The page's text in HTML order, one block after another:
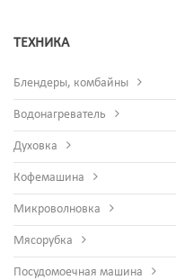
ТЕХНИКА
Блендеры, комбайны
Водонагреватель
Духовка
Кофемашина
Микроволновка
Мясорубка
Посудомоечная машина